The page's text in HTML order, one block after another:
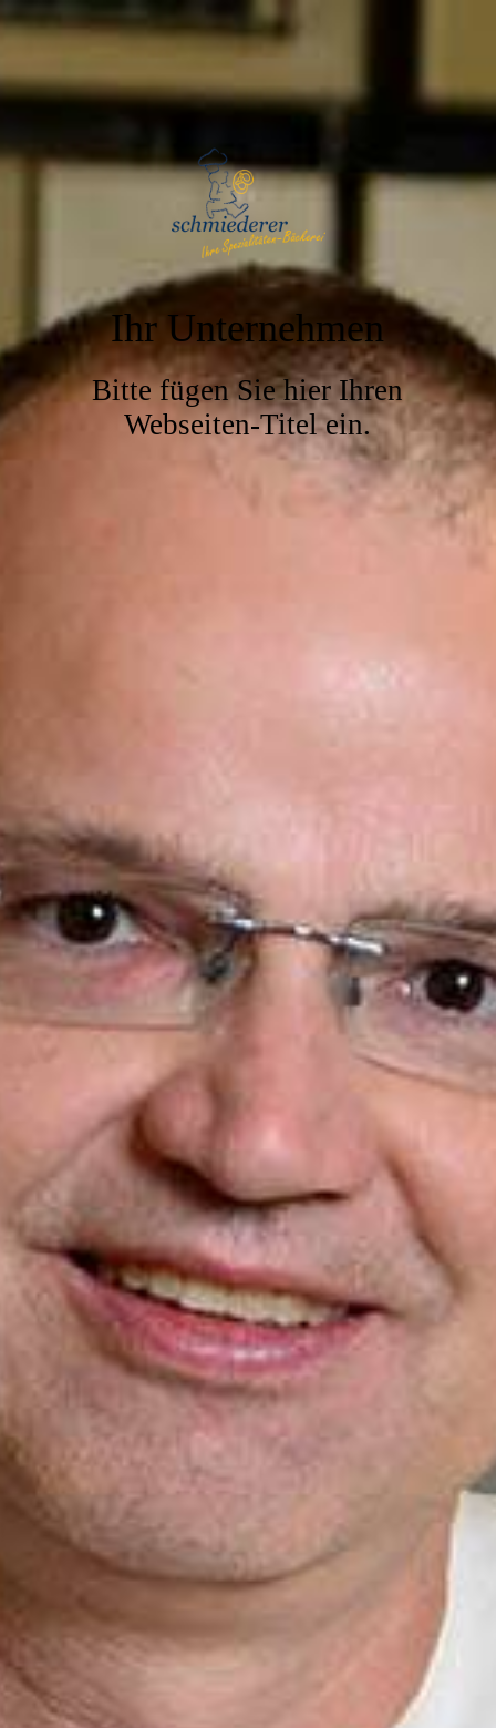
Ihr Unternehmen
Bitte fügen Sie hier Ihren
Webseiten-Titel ein.